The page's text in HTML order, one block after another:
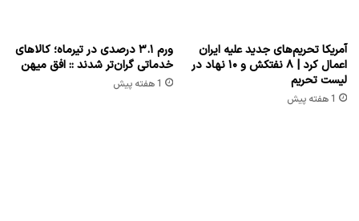
آمریکا تحریم‌های جدید علیه ایران
اعمال کرد | ۸ نفتکش و ۱۰ نهاد در
لیست تحریم
1 هفته پیش
ورم ۳.۱ درصدی در تیرماه؛ کالاهای
خدماتی گران‌تر شدند :: افق میهن
1 هفته پیش